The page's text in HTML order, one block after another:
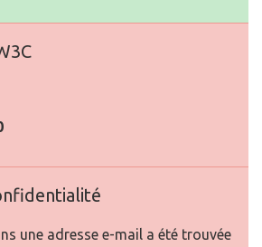
une adresse e-mail a été trouvée